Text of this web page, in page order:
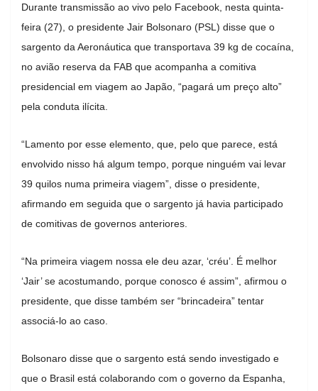
Durante transmissão ao vivo pelo Facebook, nesta quinta-
feira (27), o presidente Jair Bolsonaro (PSL) disse que o
sargento da Aeronáutica que transportava 39 kg de cocaína,
no avião reserva da FAB que acompanha a comitiva
presidencial em viagem ao Japão, “pagará um preço alto”
pela conduta ilícita.
“Lamento por esse elemento, que, pelo que parece, está
envolvido nisso há algum tempo, porque ninguém vai levar
39 quilos numa primeira viagem”, disse o presidente,
afirmando em seguida que o sargento já havia participado
de comitivas de governos anteriores.
“Na primeira viagem nossa ele deu azar, ‘créu’. É melhor
‘Jair’ se acostumando, porque conosco é assim”, afirmou o
presidente, que disse também ser “brincadeira” tentar
associá-lo ao caso.
Bolsonaro disse que o sargento está sendo investigado e
que o Brasil está colaborando com o governo da Espanha,